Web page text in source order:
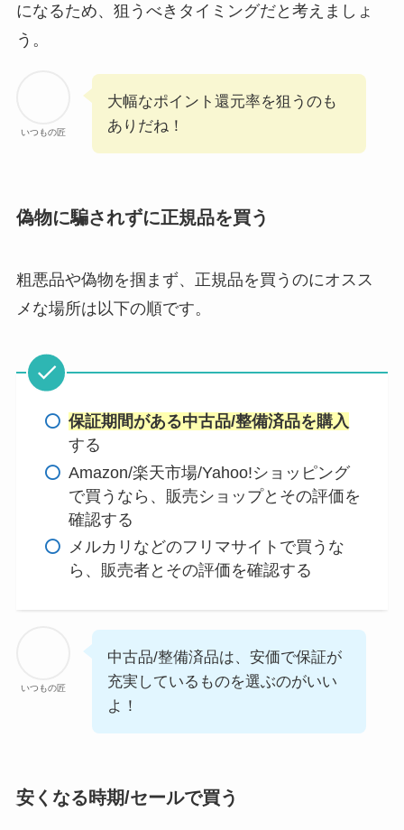
になるため、狙うべきタイミングだと考えましょ
う。
いつもの匠
大幅なポイント還元率を狙うのも
ありだね！
偽物に騙されずに正規品を買う
粗悪品や偽物を掴まず、正規品を買うのにオスス
メな場所は以下の順です。
保証期間がある中古品/整備済品を購入
する
Amazon/楽天市場/Yahoo!ショッピング
で買うなら、販売ショップとその評価を
確認する
メルカリなどのフリマサイトで買うな
ら、販売者とその評価を確認する
いつもの匠
中古品/整備済品は、安価で保証が
充実しているものを選ぶのがいい
よ！
安くなる時期/セールで買う